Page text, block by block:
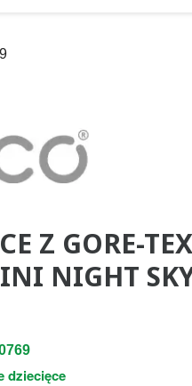
Z GORE-
NIGHT
dziecięce